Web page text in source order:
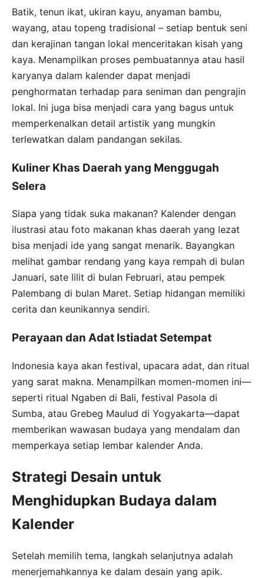
Batik, tenun ikat, ukiran kayu, anyaman bambu,
wayang, atau topeng tradisional – setiap bentuk seni
dan kerajinan tangan lokal menceritakan kisah yang
kaya. Menampilkan proses pembuatannya atau hasil
karyanya dalam kalender dapat menjadi
penghormatan terhadap para seniman dan pengrajin
lokal. Ini juga bisa menjadi cara yang bagus untuk
memperkenalkan detail artistik yang mungkin
terlewatkan dalam pandangan sekilas.
Kuliner Khas Daerah yang Menggugah
Selera
Siapa yang tidak suka makanan? Kalender dengan
ilustrasi atau foto makanan khas daerah yang lezat
bisa menjadi ide yang sangat menarik. Bayangkan
melihat gambar rendang yang kaya rempah di bulan
Januari, sate lilit di bulan Februari, atau pempek
Palembang di bulan Maret. Setiap hidangan memiliki
cerita dan keunikannya sendiri.
Perayaan dan Adat Istiadat Setempat
Indonesia kaya akan festival, upacara adat, dan ritual
yang sarat makna. Menampilkan momen-momen ini—
seperti ritual Ngaben di Bali, festival Pasola di
Sumba, atau Grebeg Maulud di Yogyakarta—dapat
memberikan wawasan budaya yang mendalam dan
memperkaya setiap lembar kalender Anda.
Strategi Desain untuk
Menghidupkan Budaya dalam
Kalender
Setelah memilih tema, langkah selanjutnya adalah
menerjemahkannya ke dalam desain yang apik.